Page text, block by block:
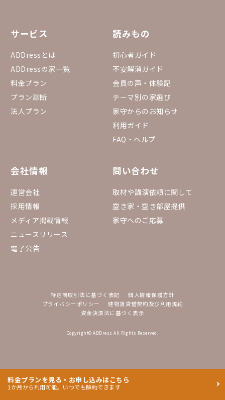
サービス
ADDressとは
ADDressの家一覧
料金プラン
プラン診断
法人プラン
読みもの
初心者ガイド
不安解消ガイド
会員の声・体験記
テーマ別の家選び
家守からのお知らせ
利用ガイド
FAQ・ヘルプ
会社情報
運営会社
採用情報
メディア掲載情報
ニュースリリース
電子公告
問い合わせ
取材や講演依頼に関して
空き家・空き部屋提供
家守へのご応募
特定商取引法に基づく表記
個人情報保護方針
プライバシーポリシー
建物賃貸借契約及び利用規約
資金決済法に基づく表示
Copyright© ADDress All Rights Reserved.
料金プランを見る・お申し込みはこちら
1か月から利用可能。いつでも解約できます